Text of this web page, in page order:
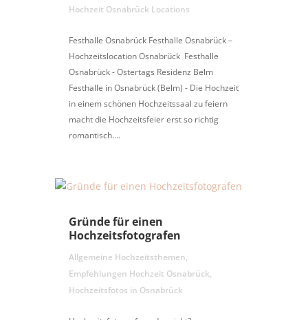
Hochzeit Osnabrück Locations
Festhalle Osnabrück Festhalle Osnabrück –
Hochzeitslocation Osnabrück Festhalle
Osnabrück - Ostertags Residenz Belm
Festhalle in Osnabrück (Belm) - Die Hochzeit
in einem schönen Hochzeitssaal zu feiern
macht die Hochzeitsfeier erst so richtig
romantisch....
Gründe für einen
Hochzeitsfotografen
Allgemeine Hochzeitsthemen,
Empfehlungen Hochzeit Osnabrück,
Hochzeitsfotos in Osnabrück